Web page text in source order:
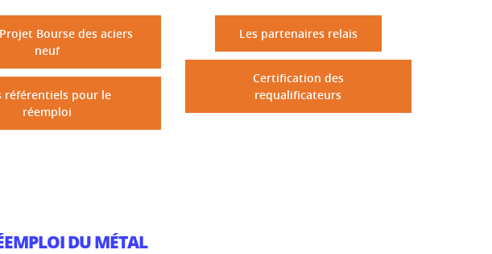
Bourse des aciers
neuf
référentiels pour le
réemploi
Les partenaires relais
Certification des
requalificateurs
DU MÉTAL